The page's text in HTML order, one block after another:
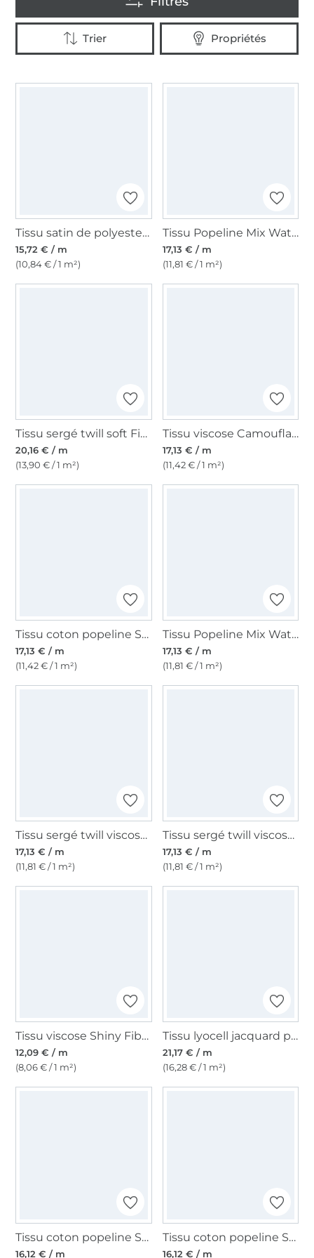
Tissu satin de polyester Fibre Mood, bordeaux
15,72 € / m
(10,84 € / 1 m²)
Tissu Popeline Mix Waterresistant Fibre Mood, vert kiwi
17,13 € / m
(11,81 € / 1 m²)
Tissu sergé twill soft Fibre Mood, baie
20,16 € / m
(13,90 € / 1 m²)
Tissu viscose Camouflage Fibre Mood, vert
17,13 € / m
(11,42 € / 1 m²)
Tissu coton popeline Stonewashed Fibre Mood, crème
17,13 € / m
(11,42 € / 1 m²)
Tissu Popeline Mix Waterresistant Fibre Mood, rose millennial
17,13 € / m
(11,81 € / 1 m²)
Tissu sergé twill viscose lyocell touch Fibre Mood, beige
17,13 € / m
(11,81 € / 1 m²)
Tissu sergé twill viscose lyocell touch Fibre Mood, crème
17,13 € / m
(11,81 € / 1 m²)
Tissu viscose Shiny Fibre Mood, orange
12,09 € / m
(8,06 € / 1 m²)
Tissu lyocell jacquard pour blouse crinckle Fibre Mood, blanc vanille
21,17 € / m
(16,28 € / 1 m²)
Tissu coton popeline Stripes Fibre Mood, beige
16,12 € / m
Tissu coton popeline Stripes Fibre Mood, blanc cassé
16,12 € / m